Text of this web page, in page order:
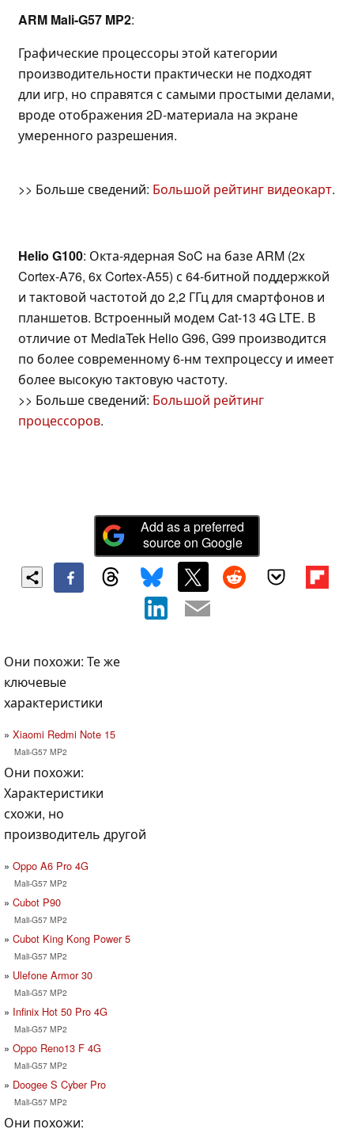
ARM Mali-G57 MP2:
Графические процессоры этой категории
производительности практически не подходят
дли игр, но справятся с самыми простыми делами,
вроде отображения 2D-материала на экране
умеренного разрешения.
>> Больше сведений: Большой рейтинг видеокарт.
Helio G100: Окта-ядерная SoC на базе ARM (2x
Cortex-A76, 6x Cortex-A55) с 64-битной поддержкой
и тактовой частотой до 2,2 ГГц для смартфонов и
планшетов. Встроенный модем Cat-13 4G LTE. В
отличие от MediaTek Helio G96, G99 производится
по более современному 6-нм техпроцессу и имеет
более высокую тактовую частоту.
>> Больше сведений: Большой рейтинг
процессоров.
Add as a preferred
source on Google
Они похожи: Те же
ключевые
характеристики
Xiaomi Redmi Note 15
Mali-G57 MP2
Они похожи:
Характеристики
схожи, но
производитель другой
Oppo A6 Pro 4G
Mali-G57 MP2
Cubot P90
Mali-G57 MP2
Cubot King Kong Power 5
Mali-G57 MP2
Ulefone Armor 30
Mali-G57 MP2
Infinix Hot 50 Pro 4G
Mali-G57 MP2
Oppo Reno13 F 4G
Mali-G57 MP2
Doogee S Cyber Pro
Mali-G57 MP2
Они похожи: